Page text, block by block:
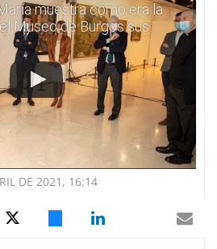
muestra cómo era la
Museo de Burgos sus
DE 2021, 16:14